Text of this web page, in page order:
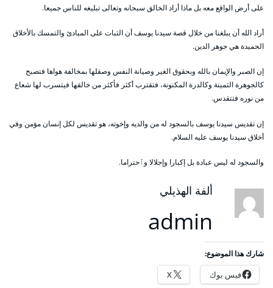
على أرض الواقع معه بل ماذا أراد الخالق سبحانه وتعالى تبليغه للناس جميعا.
أراد الله أن يبلغنا من خلال قصة سيدنا يوسف أن الثبات على المبادئ والتمسك بالأخلاق
الحميدة هي جوهر الدين.
إن الصبر والإيمان بالله وبحقوق الغير وصيانة النفس وصقلها بمخالفة هواها فتصبح
كالجوهرة الثمينة وكالدرة المكنونة، فتقترب أكثر فأكثر من خالقها فيتسرب لها شعاع
من نوره فتتقدس.
إن تقديس سيدنا يوسف بالسجود له من والديه وإخوته، هو تقديس لكل إنسان مؤمن وفي
أخلاق سيدنا يوسف عليه السلام.
والسجود له ليس عبادة بل إكبارا وإجلالا وٱحتراما.
ألفة الهذيلي
admin
شارك هذا الموضوع:
فيس بوك X